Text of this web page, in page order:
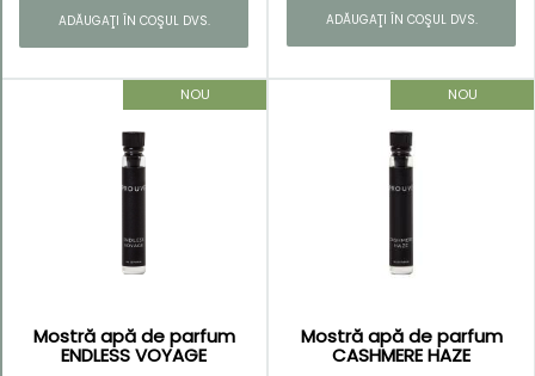
ADĂUGAŢI ÎN COŞUL DVS. ADĂUGAŢI ÎN COŞUL DVS.
NOU
Mostră apă de parfum
ENDLESS VOYAGE
NOU
Mostră apă de parfum
CASHMERE HAZE